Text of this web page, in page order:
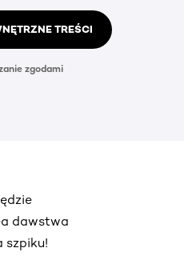
TREŚCI
zgodami
dawstwa
szpiku!